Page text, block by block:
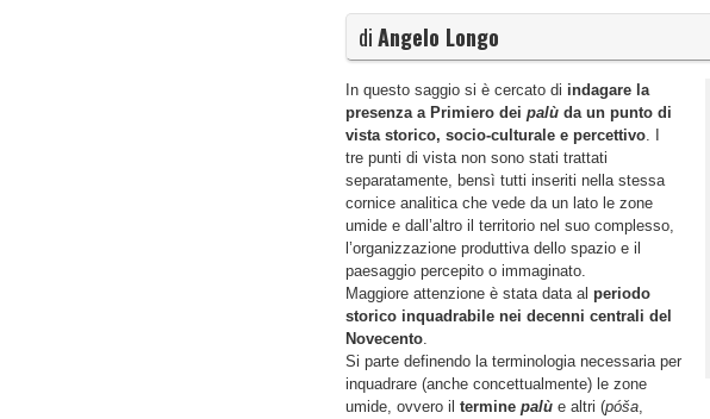
diAngelo Longo
In questo saggio si è cercato di indagare la
presenza a Primiero dei palù da un punto di
vista storico, socio-culturale e percettivo. I
tre punti di vista non sono stati trattati
separatamente, bensì tutti inseriti nella stessa
cornice analitica che vede da un lato le zone
umide e dall’altro il territorio nel suo complesso,
l’organizzazione produttiva dello spazio e il
paesaggio percepito o immaginato.
Maggiore attenzione è stata data al periodo
storico inquadrabile nei decenni centrali del
Novecento.
Si parte definendo la terminologia necessaria per
inquadrare (anche concettualmente) le zone
umide, ovvero il termine palù e altri (póša,